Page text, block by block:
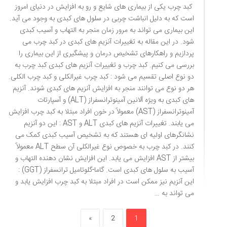
کبد چرب یکی از بیماری های شایع و رو به افزایش در دنیای امروز
است که به دلیل انباشت چربی در سلول های کبدی به وجود می آید.
این بیماری می تواند به مرور زمان منجر به التهاب و آسیب کبدی
شود. در این مقاله به تغییرات آنزیم های کبدی در کبد چرب می
پردازیم و راهکارهای تشخیص درمان و پیشگیری از این بیماری را
بررسی می کنیم. کبد چرب و تغییرات آنزیم های کبدی کبد چرب به
دو نوع اصلی تقسیم می شود : کبد چرب غیرالکلی و کبد چرب الکلی.
هر دو نوع می توانند منجر به افزایش آنزیم های کبدی شوند. آنزیم
های کبدی به ویژه آلانین آمینوترانسفراز (ALT) و آسپارتات
آمینوترانسفراز (AST) معمولاً در خون افراد مبتلا به کبد چرب افزایش
می یابند. تغییرات آنزیم های کبدی ALT و AST : این دو آنزیم
نشانگرهای اولیه ای هستند که به تشخیص آسیب کبدی کمک می
کنند. در کبد چرب به خصوص نوع غیرالکلی آن سطح ALT معمولاً
بیشتر از AST افزایش می یابد. این افزایش نشان دهنده التهاب و
آسیب به سلول های کبدی است. گاما-گلوتامیل ترانسفراز (GGT) :
این آنزیم نیز ممکن است در افراد مبتلا به کبد چرب افزایش یابد و
می تواند به …
1
2
»